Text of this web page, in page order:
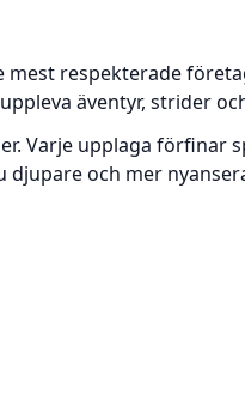
respekterade
äventyr, strider
Varje upplaga förfinar
och mer